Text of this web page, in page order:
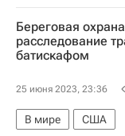
Береговая
расследование
батискафом
25 июня 2023, 23:36
В мире
США